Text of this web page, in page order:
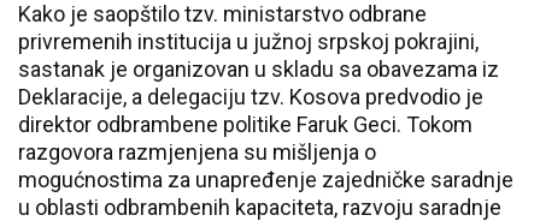
Kako je saopštilo tzv. ministarstvo odbrane
privremenih institucija u južnoj srpskoj pokrajini,
sastanak je organizovan u skladu sa obavezama iz
Deklaracije, a delegaciju tzv. Kosova predvodio je
direktor odbrambene politike Faruk Geci. Tokom
razgovora razmjenjena su mišljenja o
mogućnostima za unapređenje zajedničke saradnje
u oblasti odbrambenih kapaciteta, razvoju saradnje